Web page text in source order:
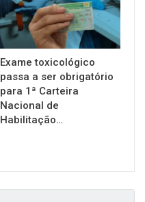
Exame toxicológico
passa a ser obrigatório
para 1ª Carteira
Nacional de
Habilitação…